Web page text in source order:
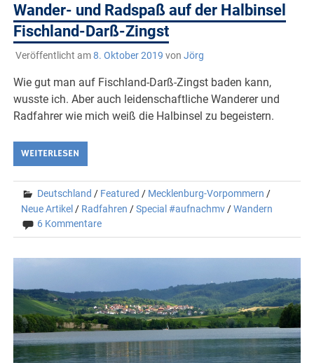
Wander- und Radspaß auf der Halbinsel
Fischland-Darß-Zingst
Veröffentlicht am8. Oktober 2019 von Jörg
Wie gut man auf Fischland-Darß-Zingst baden kann,
wusste ich. Aber auch leidenschaftliche Wanderer und
Radfahrer wie mich weiß die Halbinsel zu begeistern.
WEITERLESEN
Deutschland / Featured / Mecklenburg-Vorpommern /
Neue Artikel / Radfahren /Special #aufnachmv/Wandern
6 Kommentare